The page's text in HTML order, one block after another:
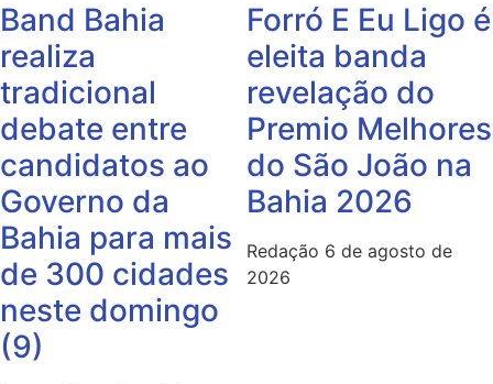
Band Bahia
realiza
tradicional
debate entre
candidatos ao
Governo da
Bahia para mais
de 300 cidades
neste domingo
(9)
Forró E Eu Ligo é
eleita banda
revelação do
Premio Melhores
do São João na
Bahia 2026
Redação 6 de agosto de
2026